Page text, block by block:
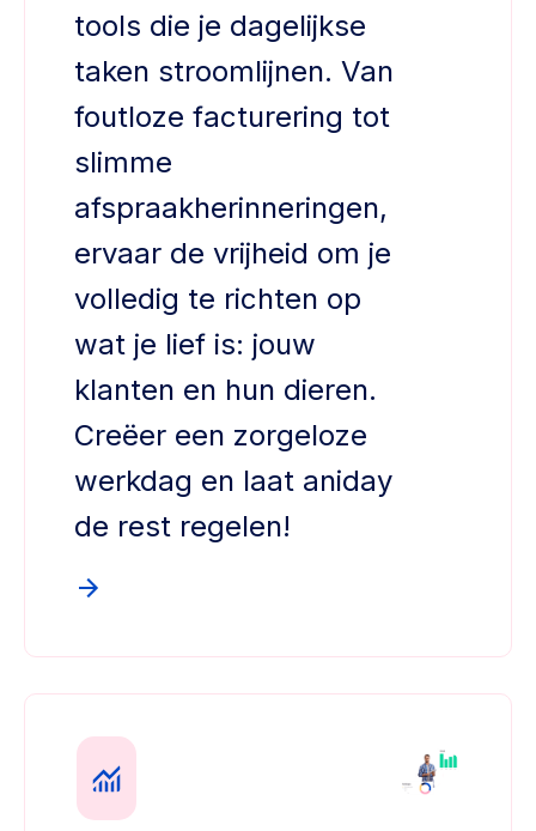
tools die je dagelijkse
taken stroomlijnen. Van
foutloze facturering tot
slimme
afspraakherinneringen,
ervaar de vrijheid om je
volledig te richten op
wat je lief is: jouw
klanten en hun dieren.
Creëer een zorgeloze
werkdag en laat aniday
de rest regelen!